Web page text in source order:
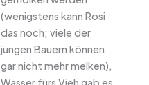
(wenigstens kann Rosi
das noch; viele der
jungen Bauern können
gar nicht mehr melken),
Wasser fürs Vieh gab es